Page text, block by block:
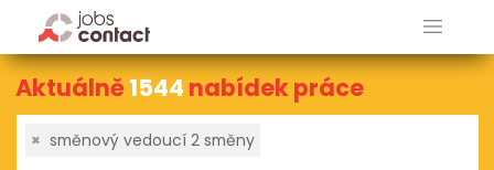
Aktuálně1544 nabídek práce
× směnový vedoucí 2 směny